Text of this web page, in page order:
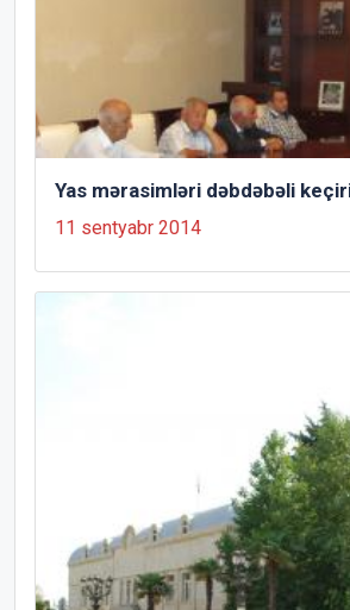
Yas mərasimləri dəbdəbəli
11 sentyabr 2014